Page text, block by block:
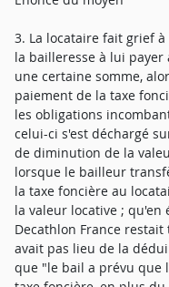
3. La locataire fait grief
la bailleresse à lui
une certaine somme,
paiement de la taxe
les obligations
celui-ci s'est déchargé
de diminution de la
lorsque le bailleur
la taxe foncière au
la valeur locative ;
Decathlon France
avait pas lieu de la
que "le bail a prévu que